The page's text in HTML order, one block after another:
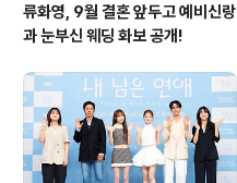
류화영, 9월 결혼 앞두고 예비신랑
과 눈부신 웨딩 화보 공개!